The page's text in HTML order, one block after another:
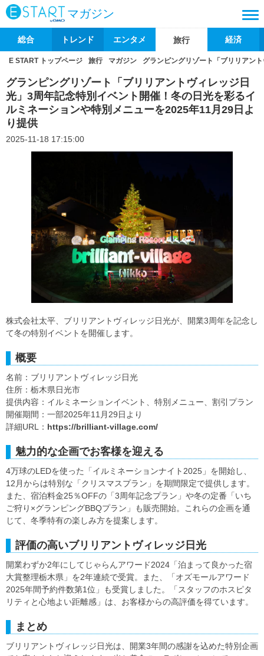
マガジン
総合 トレンド エンタメ 旅行 経済
E START トップページ 旅行 マガジン グランピングリゾート「ブリリアン
グランピングリゾート「ブリリアントヴィレッジ日
光」3周年記念特別イベント開催！冬の日光を彩るイ
ルミネーションや特別メニューを2025年11月29日よ
り提供
2025-11-18 17:15:00
株式会社太平、ブリリアントヴィレッジ日光が、開業3周年を記念し
て冬の特別イベントを開催します。
概要
名前：ブリリアントヴィレッジ日光
住所：栃木県日光市
提供内容：イルミネーションイベント、特別メニュー、割引プラン
開催期間：一部2025年11月29日より
詳細URL： https://brilliant-village.com/
魅力的な企画でお客様を迎える
4万球のLEDを使った「イルミネーションナイト2025」を開始し、
12月からは特別な「クリスマスプラン」を期間限定で提供します。
また、宿泊料金25％OFFの「3周年記念プラン」や冬の定番「いち
ご狩り×グランピングBBQプラン」も販売開始。これらの企画を通
じて、冬季特有の楽しみ方を提案します。
評価の高いブリリアントヴィレッジ日光
開業わずか2年にしてじゃらんアワード2024「泊まって良かった宿
大賞整理栃木県」を2年連続で受賞。また、「オズモールアワード
2025年間予約件数第1位」も受賞しました。「スタッフのホスピタ
リティと心地よい距離感」は、お客様からの高評価を得ています。
まとめ
ブリリアントヴィレッジ日光は、開業3年間の感謝を込めた特別企画